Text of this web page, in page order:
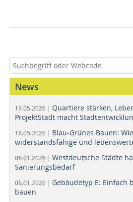
News
19.05.2026 | Quartiere stärken,
ProjektStadt macht
18.05.2026 | Blau-Grünes Bauen:
widerstandsfähige und
06.01.2026 | Westdeutsche Städte
Sanierungsbedarf
06.01.2026 | Gebäudetyp E: Einfach
bauen